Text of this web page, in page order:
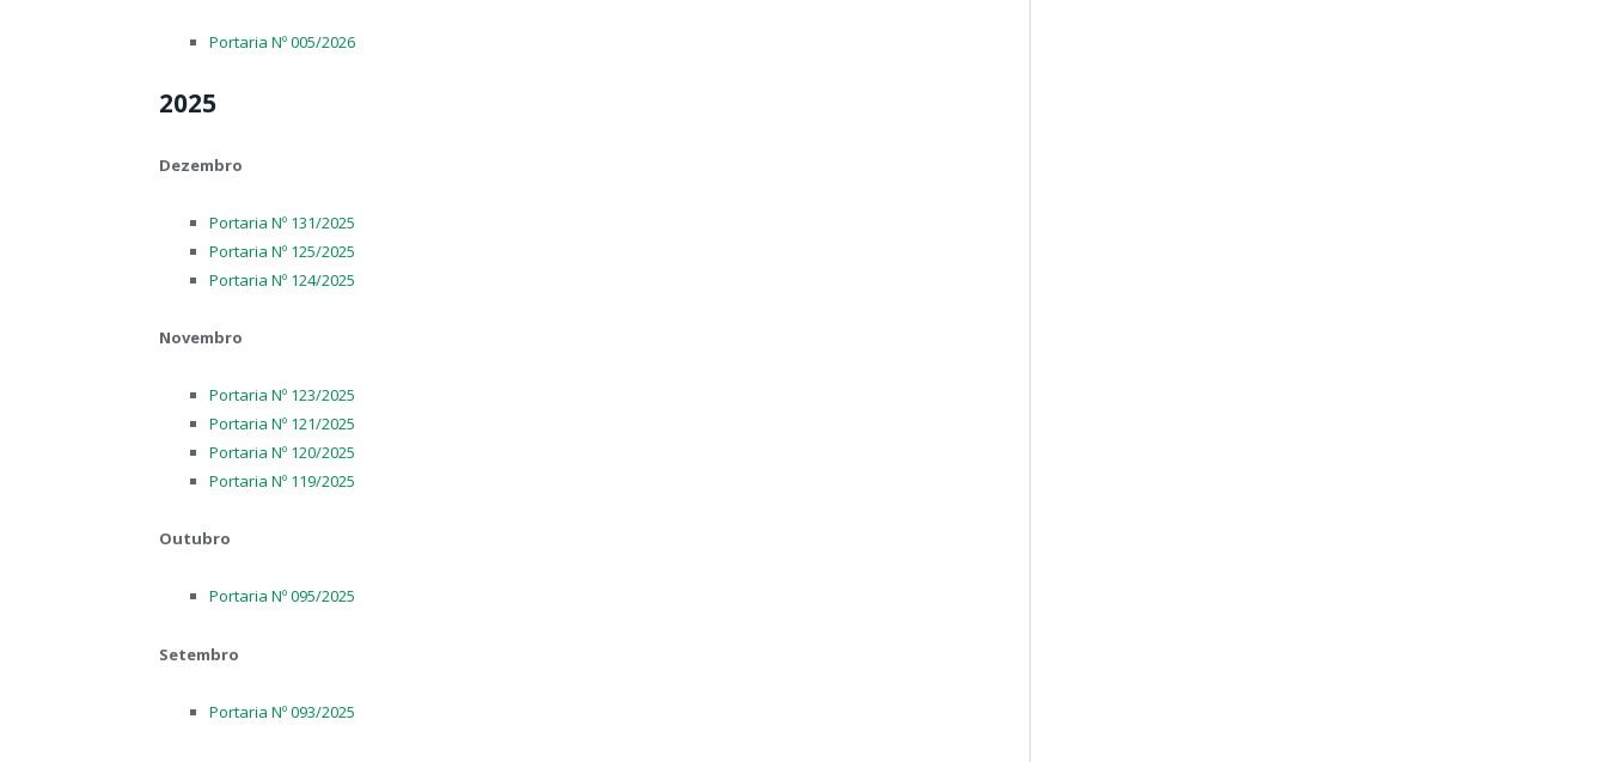
Portaria Nº 005/2026
2025
Dezembro
Portaria Nº 131/2025
Portaria Nº 125/2025
Portaria Nº 124/2025
Novembro
Portaria Nº 123/2025
Portaria Nº 121/2025
Portaria Nº 120/2025
Portaria Nº 119/2025
Outubro
Portaria Nº 095/2025
Setembro
Portaria Nº 093/2025